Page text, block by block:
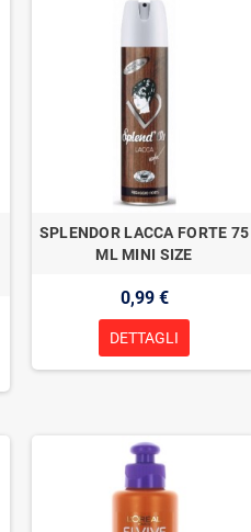
SPLENDOR LACCA FORTE 75
ML MINI SIZE
0,99 €
DETTAGLI